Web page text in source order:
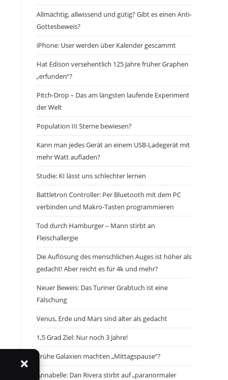
Allmächtig, allwissend und gütig? Gibt es einen Anti-
Gottesbeweis?
iPhone: User werden über Kalender gescammt
Hat Edison versehentlich 125 Jahre früher Graphen
„erfunden“?
Pitch-Drop – Das am längsten laufende Experiment
der Welt
Population III Sterne bewiesen?
Kann man jedes Gerät an einem USB-Ladegerät mit
mehr Watt aufladen?
Studie: KI lässt uns schlechter lernen
Battletron Controller: Per Bluetooth mit dem PC
verbinden und Makro-Tasten programmieren
Tod durch Hamburger – Mann stirbt an
Fleischallergie
Die Auflösung des menschlichen Auges ist höher als
gedacht! Aber reicht es für 4k und mehr?
Neuer Beweis: Das Turiner Grabtuch ist eine
Fälschung
Venus, Erde und Mars sind älter als gedacht
1,5 Grad Ziel: Nur noch 3 Jahre!
Frühe Galaxien machten „Mittagspause“?
Annabelle: Dan Rivera stirbt auf „paranormaler